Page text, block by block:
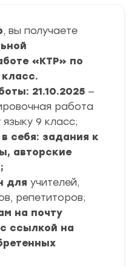
, вы получаете
«КТР» по
класс.
21.10.2025 —
работа
9 класс;
себя: задания к
авторские
для учителей,
репетиторов;
на почту
ссылкой на